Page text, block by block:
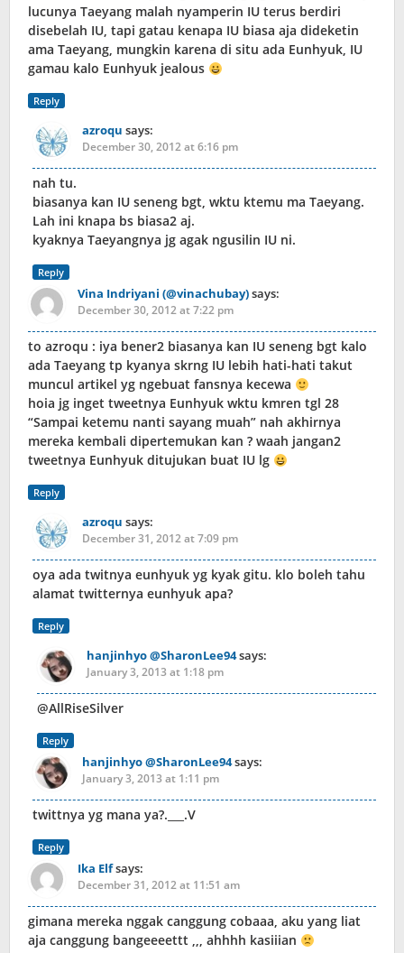
lucunya Taeyang malah nyamperin IU terus berdiri
disebelah IU, tapi gatau kenapa IU biasa aja dideketin
ama Taeyang, mungkin karena di situ ada Eunhyuk, IU
gamau kalo Eunhyuk jealous
Reply
azroqu says:
December 30, 2012 at 6:16 pm
nah tu.
biasanya kan IU seneng bgt, wktu ktemu ma Taeyang.
Lah ini knapa bs biasa2 aj.
kyaknya Taeyangnya jg agak ngusilin IU ni.
Reply
Vina Indriyani (@vinachubay)says:
December 30, 2012 at 7:22 pm
to azroqu : iya bener2 biasanya kan IU seneng bgt kalo
ada Taeyang tp kyanya skrng IU lebih hati-hati takut
muncul artikel yg ngebuat fansnya kecewa
hoia jg inget tweetnya Eunhyuk wktu kmren tgl 28
“Sampai ketemu nanti sayang muah” nah akhirnya
mereka kembali dipertemukan kan ? waah jangan2
tweetnya Eunhyuk ditujukan buat IU lg
Reply
azroqu says:
December 31, 2012 at 7:09 pm
oya ada twitnya eunhyuk yg kyak gitu. klo boleh tahu
alamat twitternya eunhyuk apa?
Reply
hanjinhyo @SharonLee94says:
January 3, 2013 at 1:18 pm
@AllRiseSilver
Reply
hanjinhyo @SharonLee94says:
January 3, 2013 at 1:11 pm
twittnya yg mana ya?.___.V
Reply
Ika Elfsays:
December 31, 2012 at 11:51 am
gimana mereka nggak canggung cobaaa, aku yang liat
aja canggung bangeeeettt ,,, ahhhh kasiiian